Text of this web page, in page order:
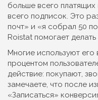
больше всего
всего подписок. Это
почт» и «я собрал 50
Roistat помогает
Многие используют его
процентом
действие: покупают,
замечаете, что после
«Записаться»